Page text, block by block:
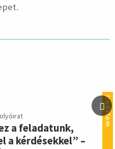
irodalom
a feladatunk,
a kérdésekkel” –